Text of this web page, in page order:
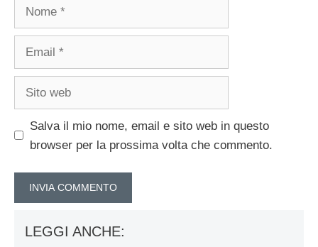
Salva il mio nome, email e sito web in questo
browser per la prossima volta che commento.
LEGGI ANCHE: